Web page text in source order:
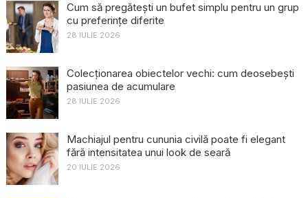
Cum să pregătești un bufet simplu pentru un grup
cu preferințe diferite
28 IULIE 2026
Colecționarea obiectelor vechi: cum deosebești
pasiunea de acumulare
28 IULIE 2026
Machiajul pentru cununia civilă poate fi elegant
fără intensitatea unui look de seară
20 IULIE 2026